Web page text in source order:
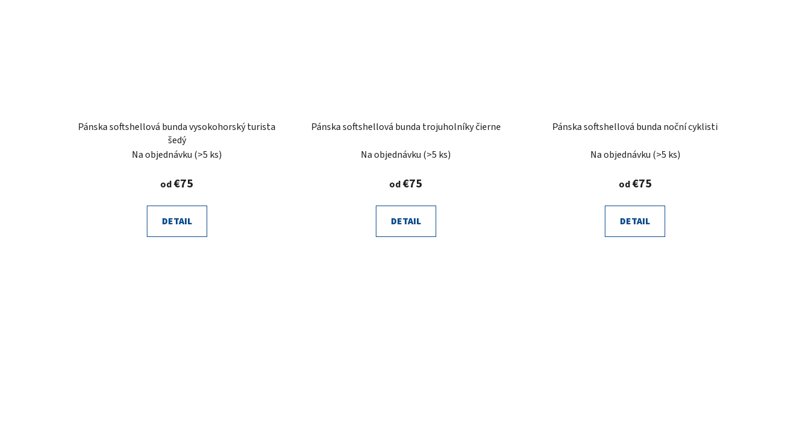
Pánska softshellová bunda vysokohorský turista
šedý
Na objednávku (>5 ks)
od€75
DETAIL
Pánska softshellová bunda trojuholníky čierne
Na objednávku (>5 ks)
od€75
DETAIL
Pánska softshellová bunda noční cyklisti
Na objednávku (>5 ks)
od€75
DETAIL